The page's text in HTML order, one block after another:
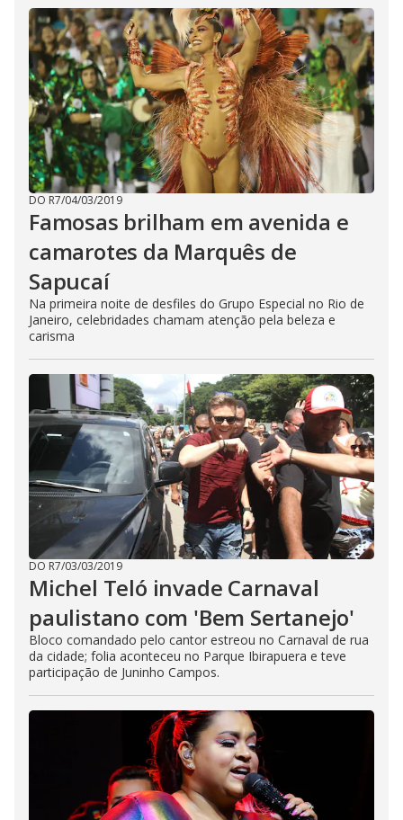
DO R7/04/03/2019
Famosas brilham em avenida e
camarotes da Marquês de
Sapucaí
Na primeira noite de desfiles do Grupo Especial no Rio de
Janeiro, celebridades chamam atenção pela beleza e
carisma
DO R7/03/03/2019
Michel Teló invade Carnaval
paulistano com 'Bem Sertanejo'
Bloco comandado pelo cantor estreou no Carnaval de rua
da cidade; folia aconteceu no Parque Ibirapuera e teve
participação de Juninho Campos.